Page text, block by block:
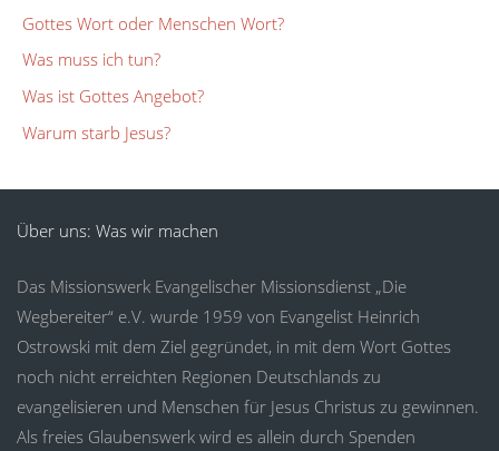
Gottes Wort oder Menschen Wort?
Was muss ich tun?
Was ist Gottes Angebot?
Warum starb Jesus?
Über uns: Was wir machen
Das Missionswerk Evangelischer Missionsdienst „Die
Wegbereiter“ e.V. wurde 1959 von Evangelist Heinrich
Ostrowski mit dem Ziel gegründet, in mit dem Wort Gottes
noch nicht erreichten Regionen Deutschlands zu
evangelisieren und Menschen für Jesus Christus zu gewinnen.
Als freies Glaubenswerk wird es allein durch Spenden